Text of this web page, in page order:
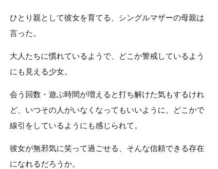
ひとり親として彼女を育てる、シングルマザーの母親は
言った。
大人たちに慣れているようで、どこか警戒しているよう
にも見える少女。
会う回数・遊ぶ時間が増えると打ち解けた気もするけれ
ど、いつその人がいなくなってもいいように、どこかで
線引をしているようにも感じられて。
彼女が無邪気に笑って過ごせる、そんな信頼できる存在
になれるだろうか。